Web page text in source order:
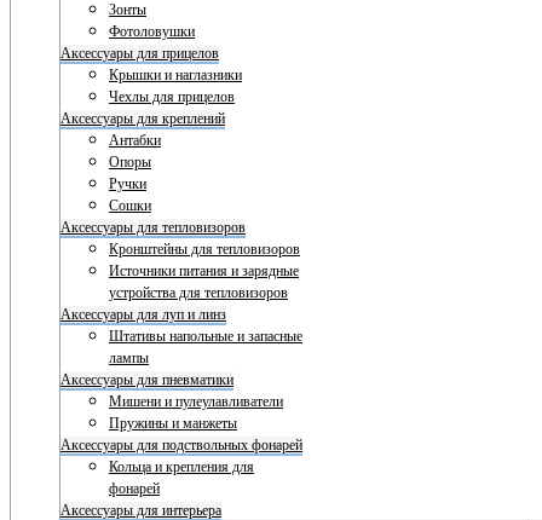
Зонты
Фотоловушки
Аксессуары для прицелов
Крышки и наглазники
Чехлы для прицелов
Аксессуары для креплений
Антабки
Опоры
Ручки
Сошки
Аксессуары для тепловизоров
Кронштейны для тепловизоров
Источники питания и зарядные
устройства для тепловизоров
Аксессуары для луп и линз
Штативы напольные и запасные
лампы
Аксессуары для пневматики
Мишени и пулеулавливатели
Пружины и манжеты
Аксессуары для подствольных фонарей
Кольца и крепления для
фонарей
Аксессуары для интерьера